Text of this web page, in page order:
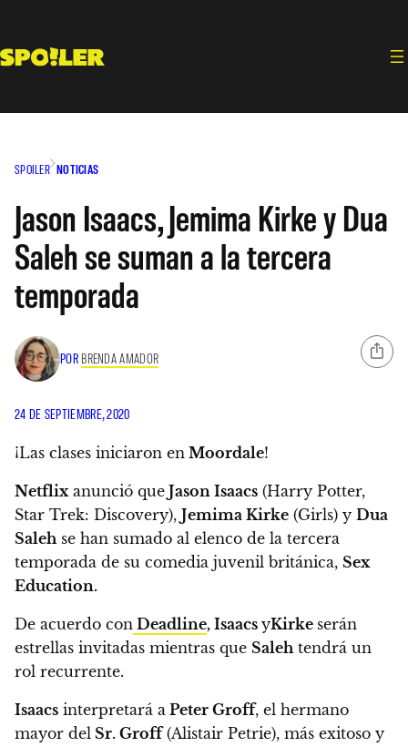
contenido
SPOILER NOTICIAS
Jason Isaacs, Jemima Kirke y Dua
Saleh se suman a la tercera
temporada
POR BRENDA AMADOR
24 DE SEPTIEMBRE, 2020
¡Las clases iniciaron en Moordale!
Netflixanunció que Jason Isaacs (Harry Potter,
Star Trek: Discovery), Jemima Kirke (Girls) y Dua
Salehse han sumado al elenco de la tercera
temporada de su comedia juvenil británica, Sex
Education.
De acuerdo con Deadline, Isaacs yKirke serán
estrellas invitadas mientras que Salehtendrá un
rol recurrente.
Isaacs interpretará a Peter Groff, el hermano
mayor del Sr. Groff(Alistair Petrie), más exitoso y